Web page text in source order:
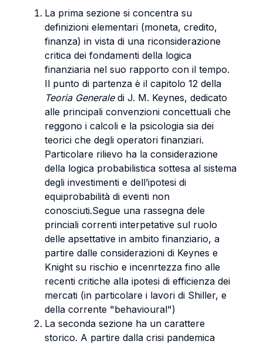
La prima sezione si concentra su
definizioni elementari (moneta, credito,
finanza) in vista di una riconsiderazione
critica dei fondamenti della logica
finanziaria nel suo rapporto con il tempo.
Il punto di partenza è il capitolo 12 della
Teoria Generaledi J. M. Keynes, dedicato
alle principali convenzioni concettuali che
reggono i calcoli e la psicologia sia dei
teorici che degli operatori finanziari.
Particolare rilievo ha la considerazione
della logica probabilistica sottesa al sistema
degli investimenti e dell’ipotesi di
equiprobabilità di eventi non
conosciuti.Segue una rassegna dele
princiali correnti interpetative sul ruolo
delle apsettative in ambito finanziario, a
partire dalle considerazioni di Keynes e
Knight su rischio e incenrtezza fino alle
recenti critiche alla ipotesi di efficienza dei
mercati (in particolare i lavori di Shiller, e
della corrente "behavioural")
La seconda sezione ha un carattere
storico. A partire dalla crisi pandemica